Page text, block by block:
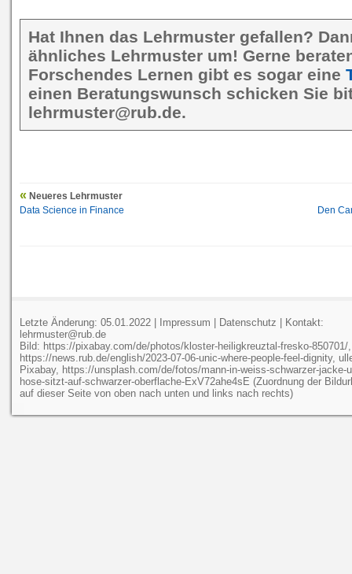
Hat Ihnen das Lehrmuster gefallen?
ähnliches Lehrmuster um! Gerne
Forschendes Lernen gibt es sogar eine
einen Beratungswunsch schicken Sie
lehrmuster@rub.de.
Den
Neueres Lehrmuster
Data Science in Finance
Letzte Änderung: 05.01.2022 | Impressum | Datenschutz | Kontakt:
lehrmuster@rub.de
Bild: https://pixabay.com/de/photos/kloster-heiligkreuztal-fresko-850701/,
https://news.rub.de/english/2023-07-06-unic-where-people-feel-dignity,
Pixabay, https://unsplash.com/de/fotos/mann-in-weiss-schwarzer-jacke-
hose-sitzt-auf-schwarzer-oberflache-ExV72ahe4sE (Zuordnung der
auf dieser Seite von oben nach unten und links nach rechts)